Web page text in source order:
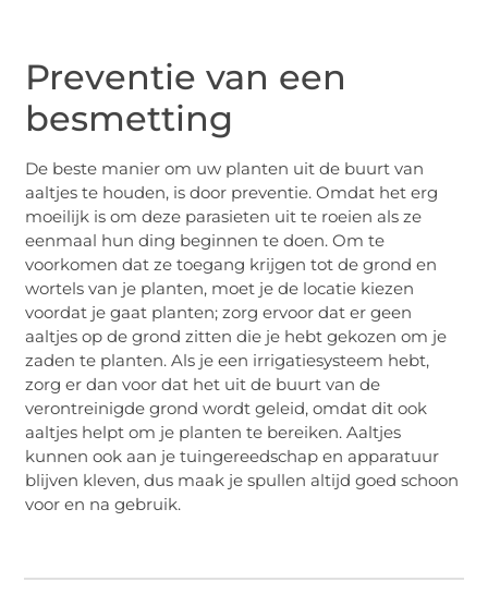
Preventie van een
besmetting
De beste manier om uw planten uit de buurt van
aaltjes te houden, is door preventie. Omdat het erg
moeilijk is om deze parasieten uit te roeien als ze
eenmaal hun ding beginnen te doen. Om te
voorkomen dat ze toegang krijgen tot de grond en
wortels van je planten, moet je de locatie kiezen
voordat je gaat planten; zorg ervoor dat er geen
aaltjes op de grond zitten die je hebt gekozen om je
zaden te planten. Als je een irrigatiesysteem hebt,
zorg er dan voor dat het uit de buurt van de
verontreinigde grond wordt geleid, omdat dit ook
aaltjes helpt om je planten te bereiken. Aaltjes
kunnen ook aan je tuingereedschap en apparatuur
blijven kleven, dus maak je spullen altijd goed schoon
voor en na gebruik.